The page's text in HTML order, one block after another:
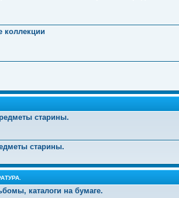
коллекции
старины.
старины.
каталоги на бумаге.